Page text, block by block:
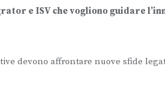
e ISV che vogliono guidare
devono affrontare nuove sfide